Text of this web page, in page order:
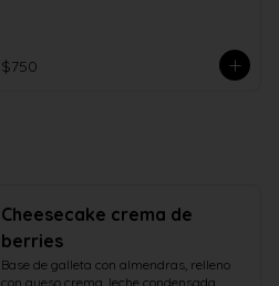
$750
Cheesecake crema de
berries
Base de galleta con almendras, relleno
con queso crema, leche condensada,